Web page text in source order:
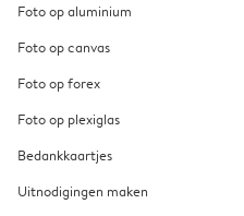
Foto op aluminium
Foto op canvas
Foto op forex
Foto op plexiglas
Bedankkaartjes
Uitnodigingen maken